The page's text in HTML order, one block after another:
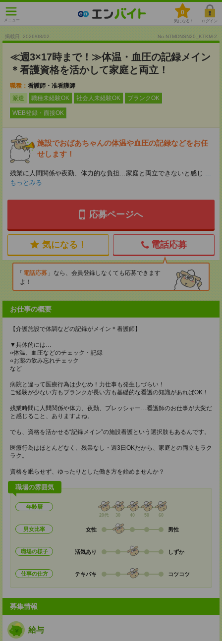
メニュー
0
気になる！ ログイン
掲載日 :2026/08/02 No.NTMDNSN20_KTKM-2
≪週3×17時まで！≫体温・血圧の記録メイン
＊看護資格を活かして家庭と両立！
職種： 看護師・准看護師
派遣
職種未経験OK 社会人未経験OK ブランクOK
WEB登録・面接OK
施設でおばあちゃんの体温や血圧の記録などをお任
せします！
残業に人間関係や夜勤、体力的な負担…家庭と両立できないと感じ ...
もっとみる
応募ページへ
気になる！ 電話応募
電話応募
なら、会員登録しなくても応募できます
よ！
お仕事の概要
【介護施設で体調などの記録がメイン＊看護師】
▼具体的には…
○体温、血圧などのチェック・記録
○お薬の飲み忘れチェック
など
病院と違って医療行為は少なめ！力仕事も発生しづらい！
ご経験が少ない方もブランクが長い方も基礎的な看護の知識があればOK！
残業時間に人間関係や体力、夜勤、プレッシャー…看護師のお仕事が大変だ
と感じること、ありますよね。
でも、資格を活かせる“記録メイン”の施設看護という選択肢もあるんです。
医療行為はほとんどなく、残業なし・週3日OKだから、家庭との両立もラク
ラク。
資格を眠らせず、ゆったりとした働き方を始めませんか？
職場の雰囲気
年齢層
20代 30 40 50 60
男女比率 女性 男性
職場の様子 活気あり しずか
仕事の仕方 テキパキ コツコツ
募集情報
給与